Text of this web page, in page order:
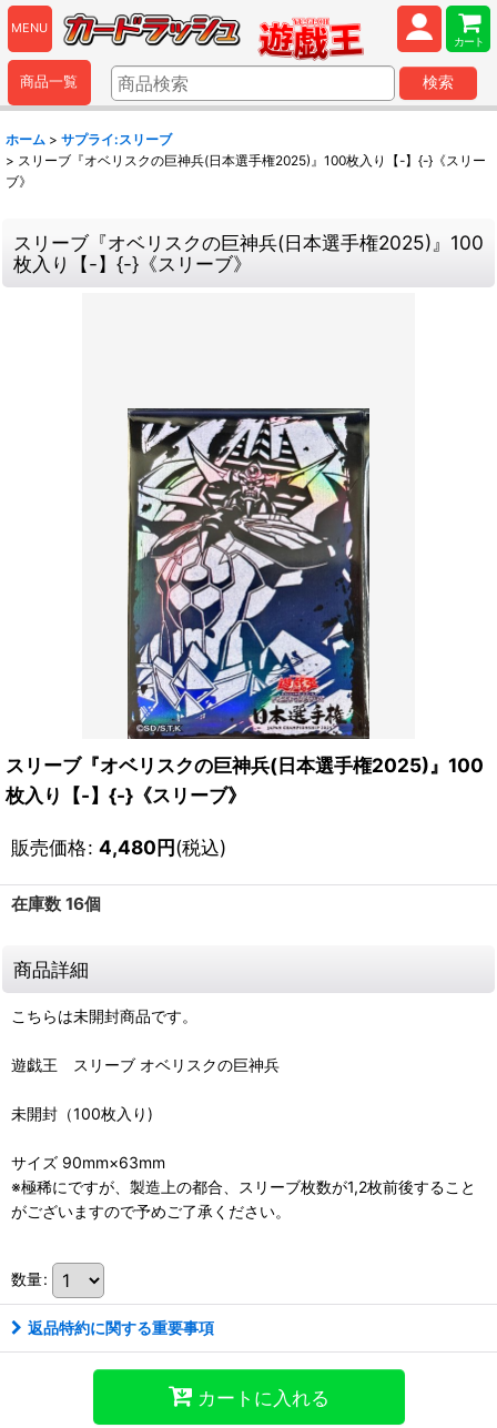
MENU
カート
商品一覧 検索
ホーム > サプライ:スリーブ
> スリーブ『オベリスクの巨神兵(日本選手権2025)』100枚入り【-】{-}《スリー
ブ》
スリーブ『オベリスクの巨神兵(日本選手権2025)』100
枚入り【-】{-}《スリーブ》
スリーブ『オベリスクの巨神兵(日本選手権2025)』100
枚入り【-】{-}《スリーブ》
販売価格: 4,480円(税込)
在庫数 16個
商品詳細
こちらは未開封商品です。
遊戯王 スリーブ オベリスクの巨神兵
未開封（100枚入り)
サイズ 90mm×63mm
※極稀にですが、製造上の都合、スリーブ枚数が1,2枚前後すること
がございますので予めご了承ください。
数量:
返品特約に関する重要事項
カートに入れる